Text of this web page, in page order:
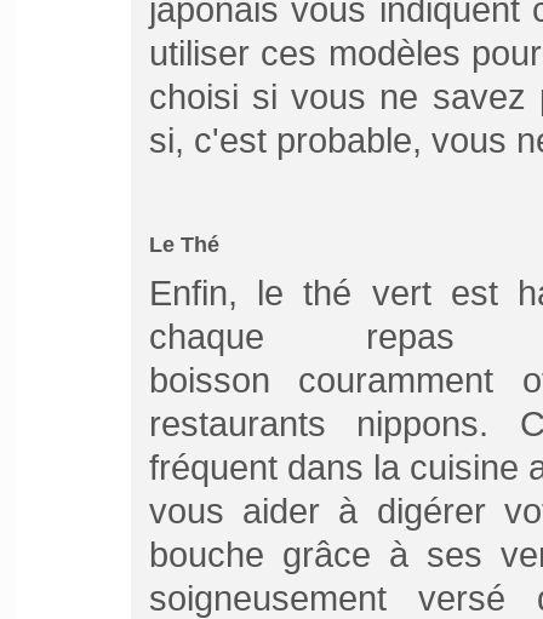
japonais vous indiquent
utiliser ces modèles
choisi si vous ne savez
si, c'est probable, vous
Le Thé
Enfin, le thé vert est
chaque repas
boisson couramment
restaurants nippons.
fréquent dans la cuisine
vous aider à digérer
bouche grâce à ses
soigneusement